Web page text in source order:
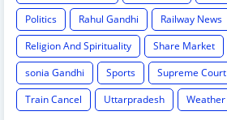
Politics
Rahul Gandhi Railway News
Religion And Spirituality
Share Market
sonia Gandhi
Sports Supreme Court
Train Cancel
Uttarpradesh Weather